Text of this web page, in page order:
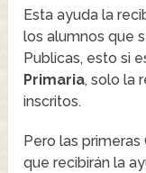
Esta ayuda la
los alumnos que
Publicas, esto si
Primaria, solo la
inscritos.
Pero las
que recibirán la